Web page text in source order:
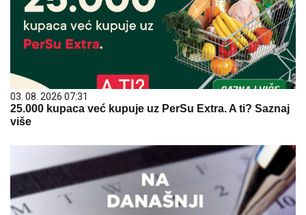
03. 08. 2026 07:31
25.000 kupaca već kupuje uz PerSu Extra. A ti? Saznaj
više